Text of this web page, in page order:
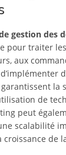
gestion des
pour traiter
aux
la
de
peut
scalabilité
croissance de